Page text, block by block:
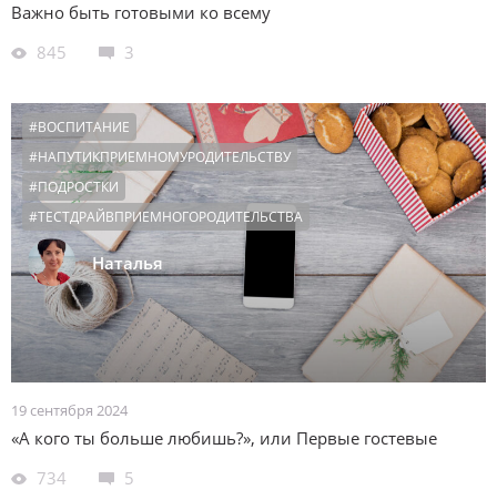
Важно быть готовыми ко всему
845
3
Наталья
#ВОСПИТАНИЕ
#НАПУТИКПРИЕМНОМУРОДИТЕЛЬСТВУ
#ПОДРОСТКИ
#ТЕСТДРАЙВПРИЕМНОГОРОДИТЕЛЬСТВА
19 сентября 2024
«А кого ты больше любишь?», или Первые гостевые
734
5